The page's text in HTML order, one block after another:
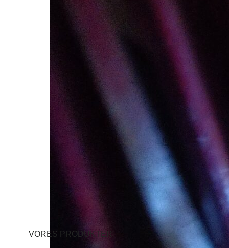
VORES PRODUKTER